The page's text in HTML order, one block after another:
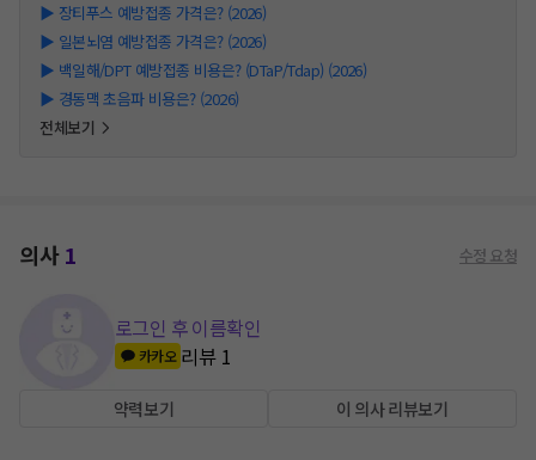
▶ 장티푸스 예방접종 가격은? (2026)
▶ 일본뇌염 예방접종 가격은? (2026)
▶ 백일해/DPT 예방접종 비용은? (DTaP/Tdap) (2026)
▶ 경동맥 초음파 비용은? (2026)
전체보기
의사1 수정 요청
로그인 후 이름확인
카카오 리뷰 1
약력보기 이 의사 리뷰보기